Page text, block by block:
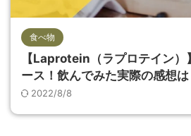
食べ物
【Laprotein（ラプロテイン）
ース！飲んでみた実際の感想は
2022/8/8